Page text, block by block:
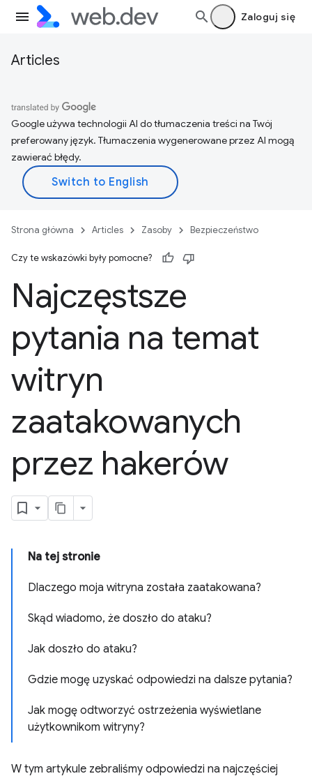
Zaloguj się
Articles
Google używa technologii AI do tłumaczenia treści na Twój
preferowany język. Tłumaczenia wygenerowane przez AI mogą
zawierać błędy.
Strona główna Articles Zasoby Bezpieczeństwo
Czy te wskazówki były pomocne?
Najczęstsze
pytania na temat
witryn
zaatakowanych
przez hakerów
Na tej stronie
Dlaczego moja witryna została zaatakowana?
Skąd wiadomo, że doszło do ataku?
Jak doszło do ataku?
Gdzie mogę uzyskać odpowiedzi na dalsze pytania?
Jak mogę odtworzyć ostrzeżenia wyświetlane
użytkownikom witryny?
W tym artykule zebraliśmy odpowiedzi na najczęściej